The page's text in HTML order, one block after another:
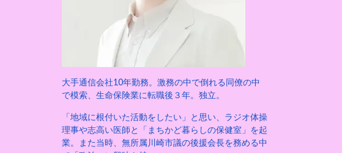
大手通信会社10年勤務。激務の中で倒れる同僚の中
で模索、生命保険業に転職後３年。独立。
「地域に根付いた活動をしたい」と思い、ラジオ体操
理事や志高い医師と「まちかど暮らしの保健室」を起
業。また当時、無所属川崎市議の後援会長を務める中